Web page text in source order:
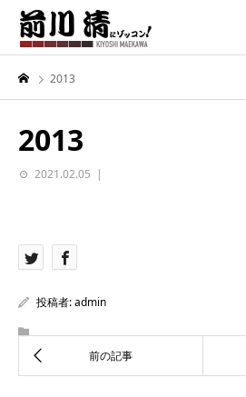
2013
2013
2021.02.05
投稿者:admin